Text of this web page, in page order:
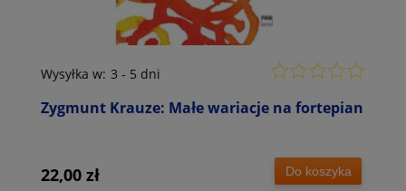
Zygmunt Krauze: Małe wariacje na fortepian
Wysyłka w: 3 - 5 dni
22,00 zł Do koszyka